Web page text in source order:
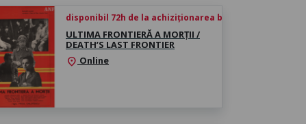
disponibil 72h de la achiziționarea biletului
ULTIMA FRONTIERĂ A MORȚII /
DEATH’S LAST FRONTIER
location_on Online